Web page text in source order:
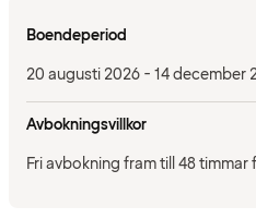
Boendeperiod
20 augusti 2026 - 14 december
Avbokningsvillkor
Fri avbokning fram till 48